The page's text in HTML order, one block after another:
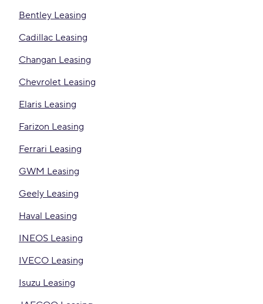
Bentley Leasing
Cadillac Leasing
Changan Leasing
Chevrolet Leasing
Elaris Leasing
Farizon Leasing
Ferrari Leasing
GWM Leasing
Geely Leasing
Haval Leasing
INEOS Leasing
IVECO Leasing
Isuzu Leasing